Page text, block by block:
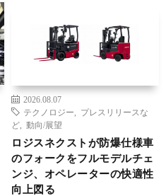
2026.08.07
テクノロジー
プレスリリースな
ど
動向/展望
ロジスネクストが防爆仕様車
のフォークをフルモデルチェ
ンジ、オペレーターの快適性
向上図る